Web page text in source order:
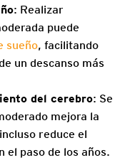
: Realizar
puede
sueño, facilitando
un descanso más
del cerebro: Se
mejora la
reduce el
el paso de los años.